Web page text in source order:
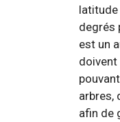
latitude
degrés
est un
arbres,
afin de